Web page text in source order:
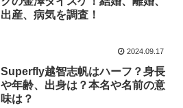
出産、病気を調査！
2024.09.17
Superfly越智志帆はハーフ？身長
や年齢、出身は？本名や名前の意
味は？